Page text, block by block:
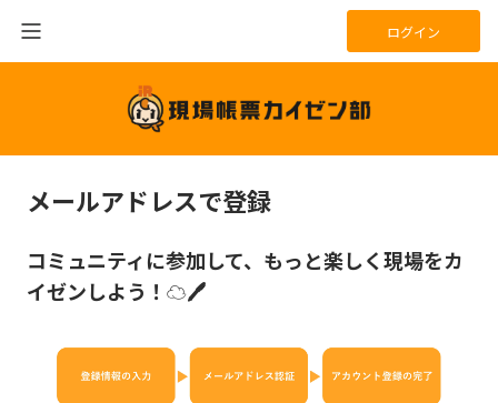
ログイン
メールアドレスで登録
コミュニティに参加して、もっと楽しく現場をカ
イゼンしよう！☁🖊